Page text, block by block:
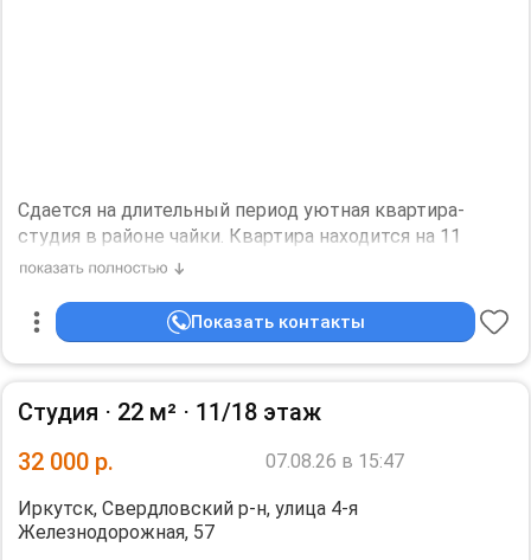
Сдается на длительный период уютная квартира-
студия в районе чайки. Квартира находится на 11
этаже 18-этажного дома. Дом современный (2019 год
видеонаблюдение на каждом этаже, домофон с
дистанционным управлением через телефон,а также
кофемашина на первом этаже.
лоджией. В квартире есть все необходимое: пылесос,
телевизор, микроволновка, духовка, большой
раскладной диван, расклакладной стол, посуда, шкаф,
комод, а также уютная подсветка. Нельзя с
животными.
Показать контакты
Студия ⋅ 22 м² ⋅ 11/18 этаж
32 000 р. 07.08.26 в 15:47
Иркутск, Свердловский р-н, улица 4-я
Железнодорожная, 57